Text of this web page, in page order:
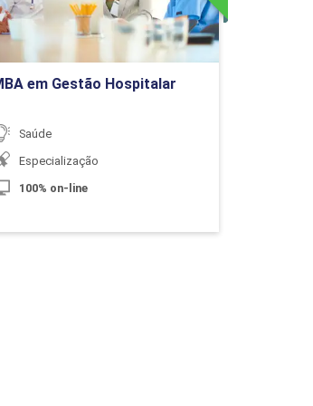
em Gestão Hospitalar
Saúde
Especialização
100% on-line
Ir para Inscrição